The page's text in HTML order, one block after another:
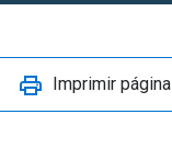
Imprimir página